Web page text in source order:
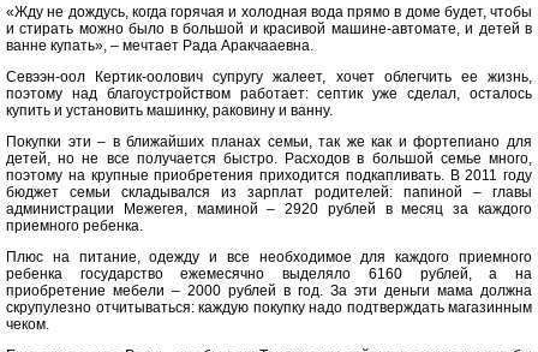
«Жду не дождусь, когда горячая и холодная вода прямо в доме будет, чтобы
и стирать можно было в большой и красивой машине-автомате, и детей в
ванне купать», – мечтает Рада Аракчааевна.
Севээн-оол Кертик-оолович супругу жалеет, хочет облегчить ее жизнь,
поэтому над благоустройством работает: септик уже сделал, осталось
купить и установить машинку, раковину и ванну.
Покупки эти – в ближайших планах семьи, так же как и фортепиано для
детей, но не все получается быстро. Расходов в большой семье много,
поэтому на крупные приобретения приходится подкапливать. В 2011 году
бюджет семьи складывался из зарплат родителей: папиной – главы
администрации Межегея, маминой – 2920 рублей в месяц за каждого
приемного ребенка.
Плюс на питание, одежду и все необходимое для каждого приемного
ребенка государство ежемесячно выделяло 6160 рублей, а на
приобретение мебели – 2000 рублей в год. За эти деньги мама должна
скрупулезно отчитываться: каждую покупку надо подтверждать магазинным
чеком.